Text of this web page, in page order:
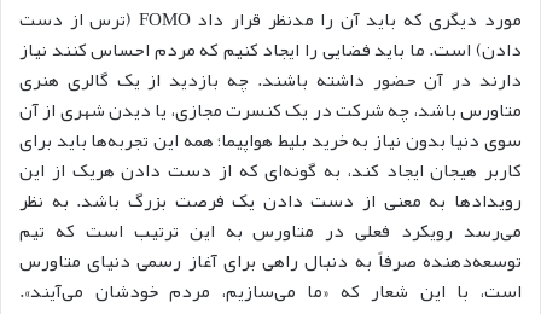
مورد دیگری که باید آن را مدنظر قرار داد FOMO (ترس از دست
دادن) است. ما باید فضایی را ایجاد کنیم که مردم احساس کنند نیاز
دارند در آن حضور داشته باشند. چه بازدید از یک گالری هنری
متاورس باشد، چه شرکت در یک کنسرت مجازی، یا دیدن شهری از آن
سوی دنیا بدون نیاز به خرید بلیط هواپیما؛ همه این تجربه‌ها باید برای
کاربر هیجان ایجاد کند، به گونه‌ای که از دست دادن هریک از این
رویدادها به معنی از دست دادن یک فرصت بزرگ باشد. به نظر
می‌رسد رویکرد فعلی در متاورس به این ترتیب است که تیم
توسعه‌دهنده صرفاً به دنبال راهی برای آغاز رسمی دنیای متاورس
است، با این شعار که «ما می‌سازیم، مردم خودشان می‌آیند».